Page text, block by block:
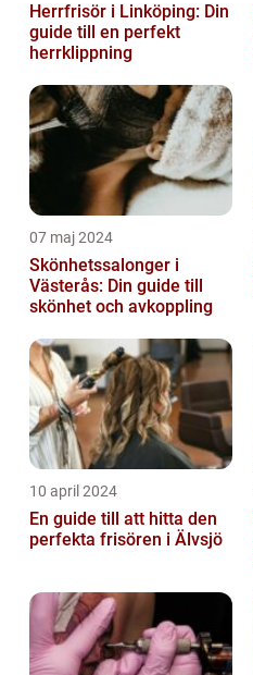
Herrfrisör i Linköping: Din
guide till en perfekt
herrklippning
07 maj 2024
Skönhetssalonger i
Västerås: Din guide till
skönhet och avkoppling
10 april 2024
En guide till att hitta den
perfekta frisören i Älvsjö